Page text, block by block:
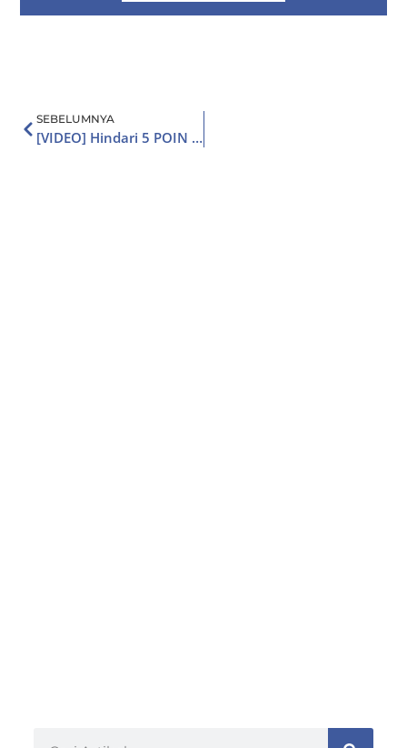
SEBELUMNYA
[VIDEO] Hindari 5 POIN ini agar LANCAR Bahasa Inggris